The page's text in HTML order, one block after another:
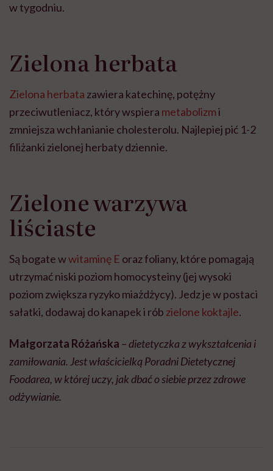
w tygodniu.
Zielona herbata
Zielona herbata zawiera katechinę, potężny
przeciwutleniacz, który wspiera metabolizmi
zmniejsza wchłanianie cholesterolu. Najlepiej pić 1-2
filiżanki zielonej herbaty dziennie.
Zielone warzywa
liściaste
Są bogate wwitaminę E oraz foliany, które pomagają
utrzymać niski poziom homocysteiny (jej wysoki
poziom zwiększa ryzyko miażdżycy). Jedz je w postaci
sałatki, dodawaj do kanapek i rób zielone koktajle.
Małgorzata Różańska – dietetyczka z wykształcenia i
zamiłowania. Jest właścicielką Poradni Dietetycznej
Foodarea, w której uczy, jak dbać o siebie przez zdrowe
odżywianie.